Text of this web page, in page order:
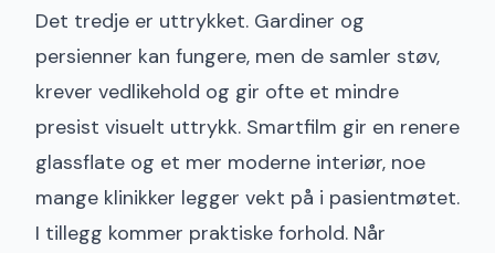
Det tredje er uttrykket. Gardiner og
persienner kan fungere, men de samler støv,
krever vedlikehold og gir ofte et mindre
presist visuelt uttrykk. Smartfilm gir en renere
glassflate og et mer moderne interiør, noe
mange klinikker legger vekt på i pasientmøtet.
I tillegg kommer praktiske forhold. Når